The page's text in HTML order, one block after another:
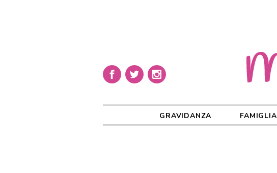
GRAVIDANZA FAMIGLIA